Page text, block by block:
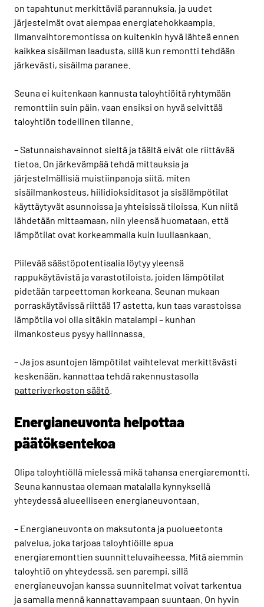
on tapahtunut merkittäviä parannuksia, ja uudet
järjestelmät ovat aiempaa energiatehokkaampia.
Ilmanvaihtoremontissa on kuitenkin hyvä lähteä ennen
kaikkea sisäilman laadusta, sillä kun remontti tehdään
järkevästi, sisäilma paranee.
Seuna ei kuitenkaan kannusta taloyhtiöitä ryhtymään
remonttiin suin päin, vaan ensiksi on hyvä selvittää
taloyhtiön todellinen tilanne.
– Satunnaishavainnot sieltä ja täältä eivät ole riittävää
tietoa. On järkevämpää tehdä mittauksia ja
järjestelmällisiä muistiinpanoja siitä, miten
sisäilmankosteus, hiilidioksiditasot ja sisälämpötilat
käyttäytyvät asunnoissa ja yhteisissä tiloissa. Kun niitä
lähdetään mittaamaan, niin yleensä huomataan, että
lämpötilat ovat korkeammalla kuin luullaankaan.
Piilevää säästöpotentiaalia löytyy yleensä
rappukäytävistä ja varastotiloista, joiden lämpötilat
pidetään tarpeettoman korkeana. Seunan mukaan
porraskäytävissä riittää 17 astetta, kun taas varastoissa
lämpötila voi olla sitäkin matalampi – kunhan
ilmankosteus pysyy hallinnassa.
– Ja jos asuntojen lämpötilat vaihtelevat merkittävästi
keskenään, kannattaa tehdä rakennustasolla
patteriverkoston säätö
Energianeuvonta helpottaa
päätöksentekoa
Olipa taloyhtiöllä mielessä mikä tahansa energiaremontti,
Seuna kannustaa olemaan matalalla kynnyksellä
yhteydessä alueelliseen energianeuvontaan.
– Energianeuvonta on maksutonta ja puolueetonta
palvelua, joka tarjoaa taloyhtiöille apua
energiaremonttien suunnitteluvaiheessa. Mitä aiemmin
taloyhtiö on yhteydessä, sen parempi, sillä
energianeuvojan kanssa suunnitelmat voivat tarkentua
ja samalla mennä kannattavampaan suuntaan. On hyvin